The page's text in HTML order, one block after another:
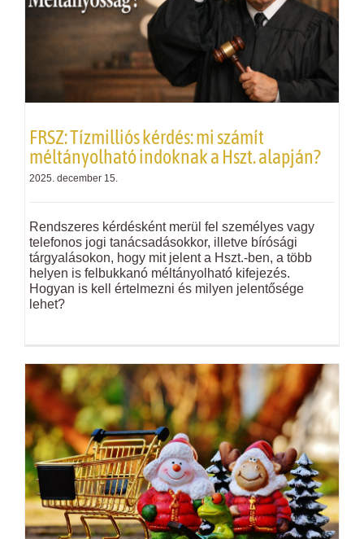
FRSZ: Tízmilliós kérdés: mi számít
méltányolható indoknak a Hszt. alapján?
2025. december 15.
Rendszeres kérdésként merül fel személyes vagy
telefonos jogi tanácsadásokkor, illetve bírósági
tárgyalásokon, hogy mit jelent a Hszt.-ben, a több
helyen is felbukkanó méltányolható kifejezés.
Hogyan is kell értelmezni és milyen jelentősége
lehet?